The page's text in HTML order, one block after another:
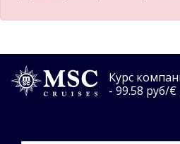
Курс
- 99.58 руб/€